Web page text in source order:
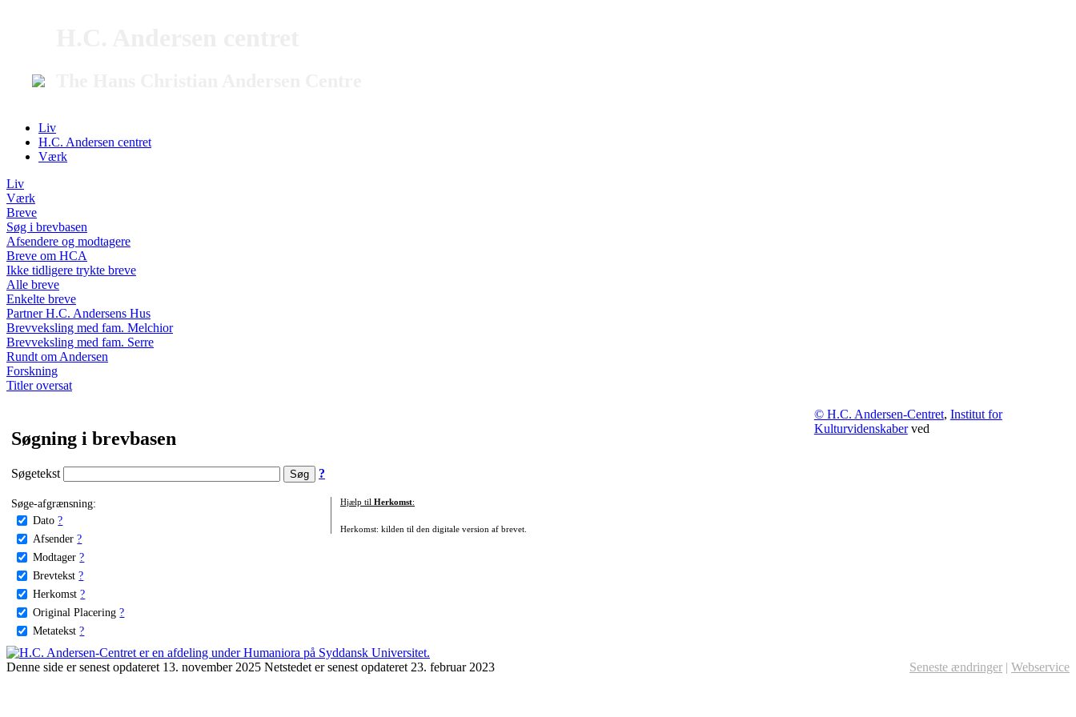
Liv
H.C. Andersen centret
Værk
Liv
Værk
Breve
Søg i brevbasen
Afsendere og modtagere
Breve om HCA
Ikke tidligere trykte breve
Alle breve
Enkelte breve
Partner H.C. Andersens Hus
Brevveksling med fam. Melchior
Brevveksling med fam. Serre
Rundt om Andersen
Forskning
Titler oversat
Søgning i brevbasen
Søgetekst ?
Søge-afgrænsning:
Dato ?
Afsender ?
Modtager ?
Brevtekst ?
Herkomst ?
Original Placering ?
Metatekst ?
Hjælp til Herkomst:
Herkomst: kilden til den digitale version af brevet.
© H.C. Andersen-Centret, Institut for
Kulturvidenskaberved
Denne side er senest opdateret 13. november 2025 Netstedet er senest opdateret 23. februar 2023 Seneste ændringer | Webservice